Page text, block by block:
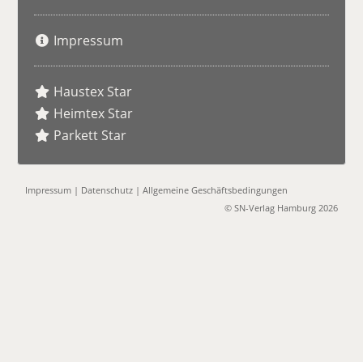
Impressum
Haustex Star
Heimtex Star
Parkett Star
Impressum | Datenschutz |Allgemeine Geschäftsbedingungen
© SN-Verlag Hamburg 2026